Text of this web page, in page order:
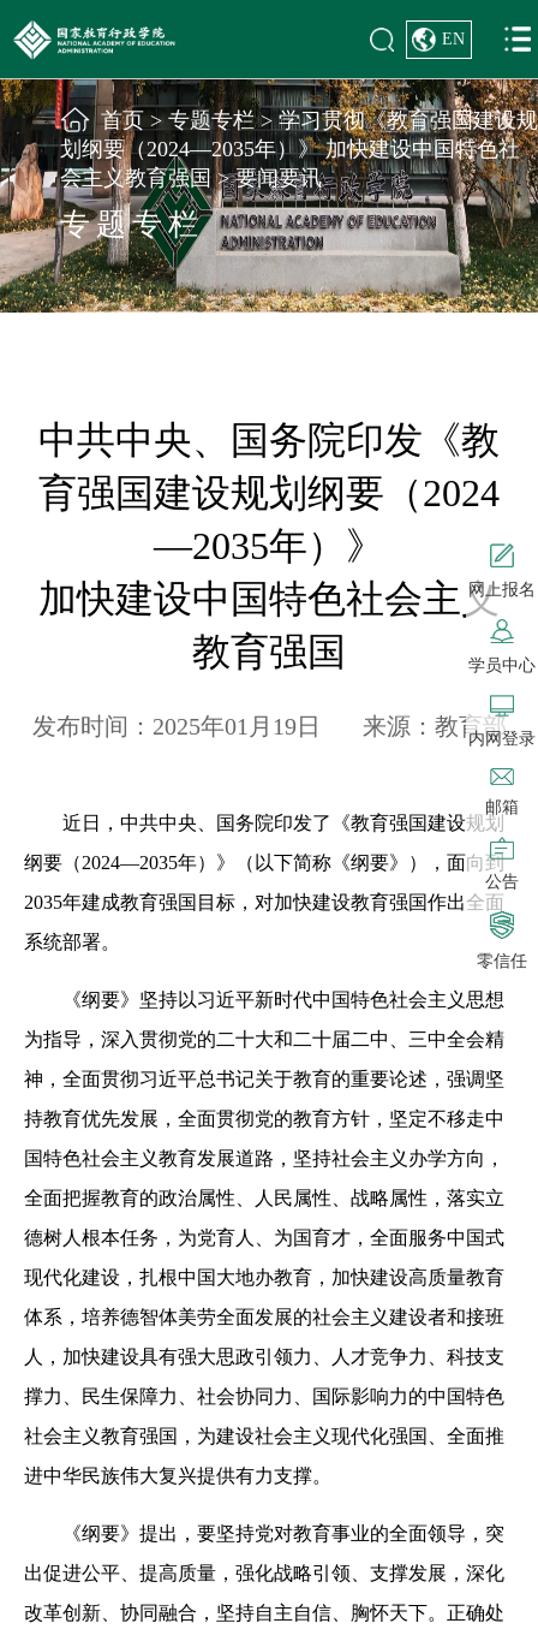
网上报名
学员中心
内网登录
邮箱
公告
零信任
EN
首页>专题专栏>学习贯彻《教育强国建设规
划纲要（2024—2035年）》 加快建设中国特色社
会主义教育强国>要闻要讯
专题专栏
中共中央、国务院印发《教
育强国建设规划纲要（2024
—2035年）》
加快建设中国特色社会主义
教育强国
发布时间：2025年01月19日 来源：教育部
近日，中共中央、国务院印发了《教育强国建设规划
纲要（2024—2035年）》（以下简称《纲要》），面向到
2035年建成教育强国目标，对加快建设教育强国作出全面
系统部署。
《纲要》坚持以习近平新时代中国特色社会主义思想
为指导，深入贯彻党的二十大和二十届二中、三中全会精
神，全面贯彻习近平总书记关于教育的重要论述，强调坚
持教育优先发展，全面贯彻党的教育方针，坚定不移走中
国特色社会主义教育发展道路，坚持社会主义办学方向，
全面把握教育的政治属性、人民属性、战略属性，落实立
德树人根本任务，为党育人、为国育才，全面服务中国式
现代化建设，扎根中国大地办教育，加快建设高质量教育
体系，培养德智体美劳全面发展的社会主义建设者和接班
人，加快建设具有强大思政引领力、人才竞争力、科技支
撑力、民生保障力、社会协同力、国际影响力的中国特色
社会主义教育强国，为建设社会主义现代化强国、全面推
进中华民族伟大复兴提供有力支撑。
《纲要》提出，要坚持党对教育事业的全面领导，突
出促进公平、提高质量，强化战略引领、支撑发展，深化
改革创新、协同融合，坚持自主自信、胸怀天下。正确处